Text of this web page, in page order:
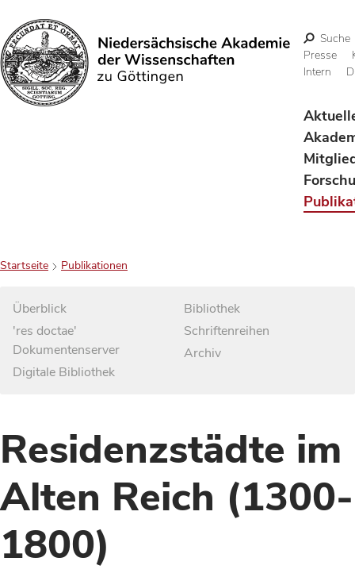
Suchen
Suche
Presse
Intern
Startseite Publikationen
Überblick
'res doctae'
Dokumentenserver
Digitale Bibliothek
Bibliothek
Schriftenreihen
Archiv
Residenzstädte im
Alten Reich (1300-
1800)